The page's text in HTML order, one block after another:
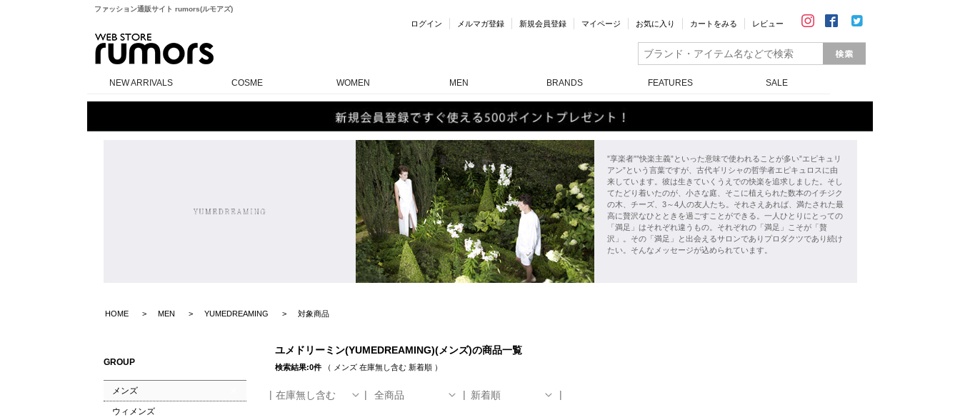
ファッション通販サイト rumors(ルモアズ)
ログイン メルマガ登録 新規会員登録 マイページ お気に入り カートをみる レビュー
NEW ARRIVALS COSME WOMEN MEN BRANDS FEATURES SALE
”享楽者””快楽主義”といった意味で使われることが多い”エピキュリ
アン”という言葉ですが、古代ギリシャの哲学者エピキュロスに由
来しています。彼は生きていくうえでの快楽を追求しました。そし
てたどり着いたのが、小さな庭、そこに植えられた数本のイチジク
の木、チーズ、3～4人の友人たち。それさえあれば、満たされた最
高に贅沢なひとときを過ごすことができる。一人ひとりにとっての
「満足」はそれぞれ違うもの。それぞれの「満足」こそが「贅
沢」。その「満足」と出会えるサロンでありプロダクツであり続け
たい。そんなメッセージが込められています。
HOME MEN YUMEDREAMING 対象商品
GROUP
メンズ
ウィメンズ
ユメドリーミン(YUMEDREAMING)(メンズ)の商品一覧
検索結果:0件（ メンズ 在庫無し含む 新着順）
在庫無し含む 全商品 新着順